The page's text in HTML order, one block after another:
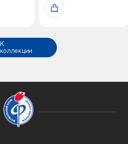
К
коллекции